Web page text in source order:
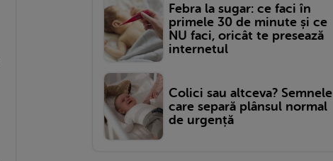
Febra la sugar: ce faci în
primele 30 de minute și ce
NU faci, oricât te presează
internetul
Colici sau altceva? Semnele
care separă plânsul normal
de urgență